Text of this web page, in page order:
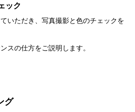
ック
いただき、写真撮影と色のチェックを
スの仕方をご説明します。
グ